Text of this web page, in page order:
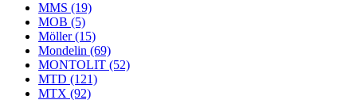
MMS (19)
MOB (5)
Möller(15)
Mondelin (69)
MONTOLIT (52)
MTD (121)
MTX (92)